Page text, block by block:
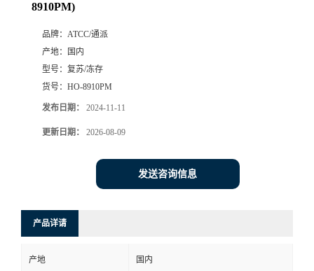
8910PM)
品牌： ATCC/通派
产地：
国内
型号： 复苏/冻存
货号： HO-8910PM
发布日期： 2024-11-11
更新日期： 2026-08-09
发送咨询信息
产品详请
产地 国内